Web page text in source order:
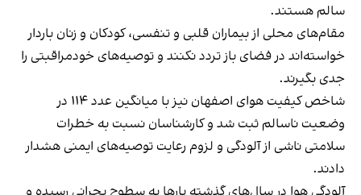
سالم هستند.
مقام‌های محلی از بیماران قلبی و تنفسی، کودکان و زنان باردار
خواسته‌اند در فضای باز تردد نکنند و توصیه‌های خودمراقبتی را
جدی بگیرند.
شاخص کیفیت هوای اصفهان نیز با میانگین عدد ۱۱۴ در
وضعیت ناسالم ثبت شد و کارشناسان نسبت به خطرات
سلامتی ناشی از آلودگی و لزوم رعایت توصیه‌های ایمنی هشدار
دادند.